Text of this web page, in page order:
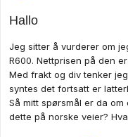
Hallo
Jeg sitter å vurderer om
R600. Nettprisen på den
Med frakt og div tenker
syntes det fortsatt er
Så mitt spørsmål er da
dette på norske veier?